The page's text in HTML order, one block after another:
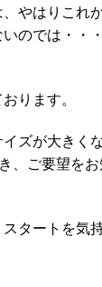
やはりこれ
のでは・・
ります。
ズが大きくな
、ご要望を
タートを気